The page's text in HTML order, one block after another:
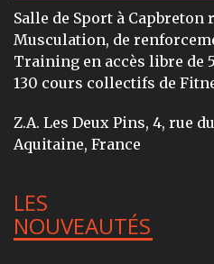
Salle de Sport à
Musculation, de
Training en accès libre de
130 cours collectifs de
Z.A. Les Deux Pins, 4, rue
Aquitaine, France
LES
NOUVEAUTÉS